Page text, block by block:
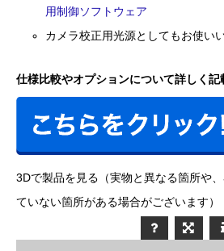
用制御ソフトウェア
カメラ校正用光源としてもお使い
仕様比較やオプションについて詳しく記
3Dで製品を見る（実物と異なる箇所や
ていない箇所がある場合がございます）